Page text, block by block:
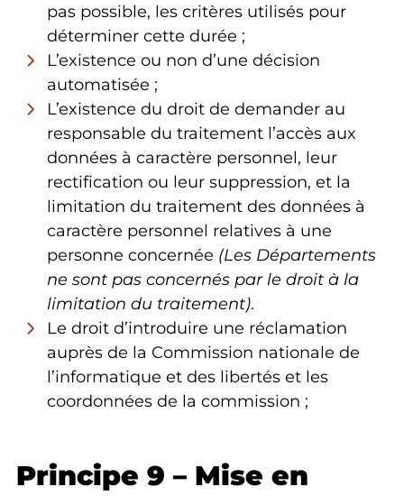
pas possible, les critères utilisés pour
déterminer cette durée ;
L’existence ou non d’une décision
automatisée ;
L’existence du droit de demander au
responsable du traitement l’accès aux
données à caractère personnel, leur
rectification ou leur suppression, et la
limitation du traitement des données à
caractère personnel relatives à une
personne concernée (Les Départements
ne sont pas concernés par le droit à la
limitation du traitement).
Le droit d’introduire une réclamation
auprès de la Commission nationale de
l’informatique et des libertés et les
coordonnées de la commission ;
Principe 9 – Mise en